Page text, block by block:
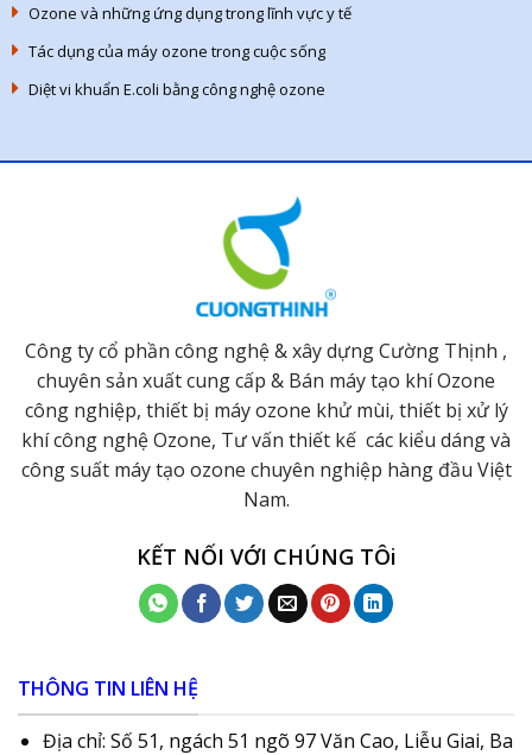
Ozone và những ứng dụng trong lĩnh vực y tế
Tác dụng của máy ozone trong cuộc sống
Diệt vi khuẩn E.coli bằng công nghệ ozone
Công ty cổ phần công nghệ & xây dựng Cường Thịnh ,
chuyên sản xuất cung cấp & Bán máy tạo khí Ozone
công nghiệp, thiết bị máy ozone khử mùi, thiết bị xử lý
khí công nghệ Ozone, Tư vấn thiết kế các kiểu dáng và
công suất máy tạo ozone chuyên nghiệp hàng đầu Việt
Nam.
KẾT NỐI VỚI CHÚNG TÔi
THÔNG TIN LIÊN HỆ
Địa chỉ: Số 51, ngách 51 ngõ 97 Văn Cao, Liễu Giai, Ba